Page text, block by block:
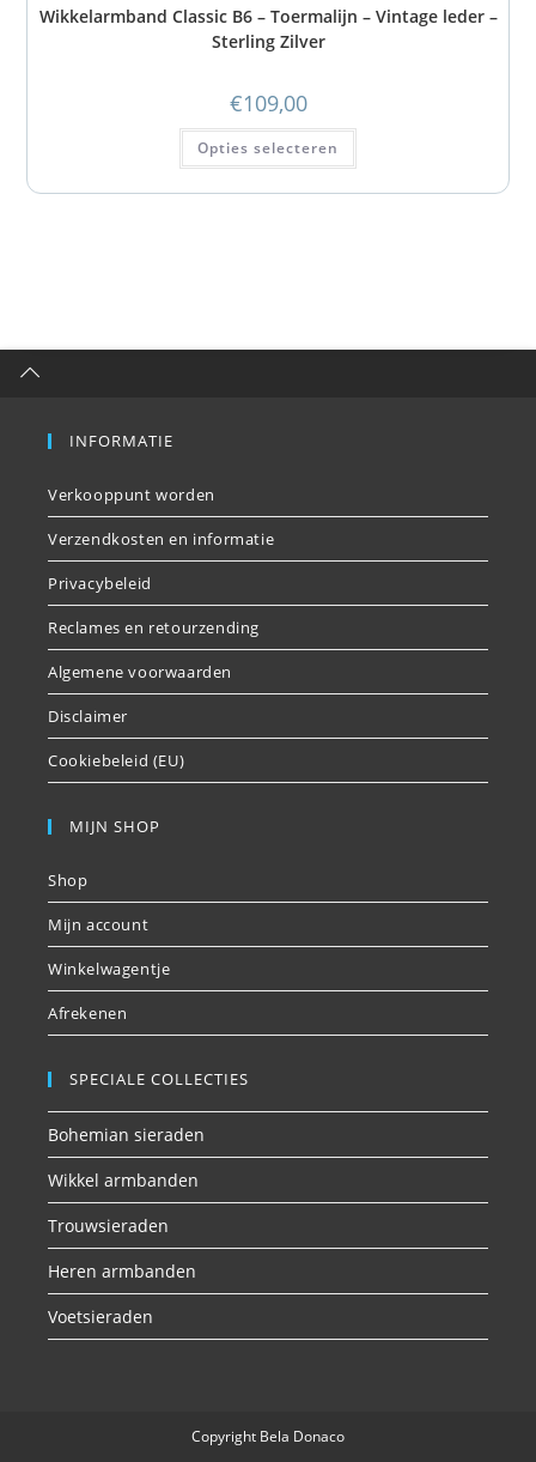
Wikkelarmband Classic B6 – Toermalijn – Vintage leder –
Sterling Zilver
€109,00
Opties selecteren
INFORMATIE
Verkooppunt worden
Verzendkosten en informatie
Privacybeleid
Reclames en retourzending
Algemene voorwaarden
Disclaimer
Cookiebeleid (EU)
MIJN SHOP
Shop
Mijn account
Winkelwagentje
Afrekenen
SPECIALE COLLECTIES
Bohemian sieraden
Wikkel armbanden
Trouwsieraden
Heren armbanden
Voetsieraden
Copyright Bela Donaco